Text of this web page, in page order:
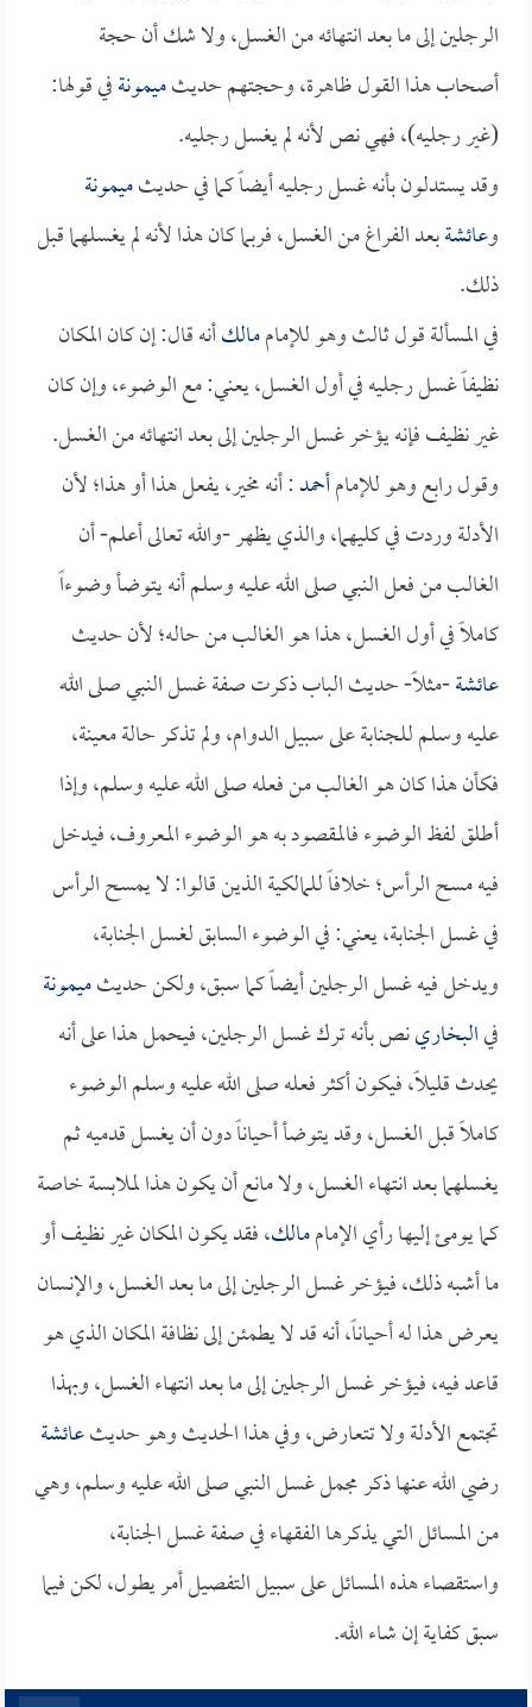
الرجلين إلى ما بعد انتهائه من الغسل، ولا شك أن حجة
أصحاب هذا القول ظاهرة، وحجتهم حديثميمونةفي قولها:
(غير رجليه)، فهي نص لأنه لم يغسل رجليه.
وقد يستدلون بأنه غسل رجليه أيضاً كما في حديثميمونة
وعائشةبعد الفراغ من الغسل، فربما كان هذا لأنه لم يغسلهما قبل
ذلك.
في المسألة قول ثالث وهو للإماممالكأنه قال: إن كان المكان
نظيفاً غسل رجليه في أول الغسل، يعني: مع الوضوء، وإن كان
غير نظيف فإنه يؤخر غسل الرجلين إلى بعد انتهائه من الغسل.
وقول رابع وهو للإمامأحمد: أنه مخير، يفعل هذا أو هذا؛ لأن
الأدلة وردت في كليهما، والذي يظهر -والله تعالى أعلم- أن
الغالب من فعل النبي صلى الله عليه وسلم أنه يتوضأ وضوءاً
كاملاً في أول الغسل، هذا هو الغالب من حاله؛ لأن حديث
عائشة-مثلاً- حديث الباب ذكرت صفة غسل النبي صلى الله
عليه وسلم للجنابة على سبيل الدوام، ولم تذكر حالة معينة،
فكأن هذا كان هو الغالب من فعله صلى الله عليه وسلم، وإذا
أطلق لفظ الوضوء فالمقصود به هو الوضوء المعروف، فيدخل
فيه مسح الرأس؛ خلافاً للمالكية الذين قالوا: لا يمسح الرأس
في غسل الجنابة، يعني: في الوضوء السابق لغسل الجنابة،
ويدخل فيه غسل الرجلين أيضاً كما سبق، ولكن حديثميمونة
فيالبخارينص بأنه ترك غسل الرجلين، فيحمل هذا على أنه
يحدث قليلاً، فيكون أكثر فعله صلى الله عليه وسلم الوضوء
كاملاً قبل الغسل، وقد يتوضأ أحياناً دون أن يغسل قدميه ثم
يغسلهما بعد انتهاء الغسل، ولا مانع أن يكون هذا لملابسة خاصة
كما يومئ إليها رأي الإماممالك، فقد يكون المكان غير نظيف أو
ما أشبه ذلك، فيؤخر غسل الرجلين إلى ما بعد الغسل، والإنسان
يعرض هذا له أحياناً، أنه قد لا يطمئن إلى نظافة المكان الذي هو
قاعد فيه، فيؤخر غسل الرجلين إلى ما بعد انتهاء الغسل، وبهذا
تجتمع الأدلة ولا تتعارض، وفي هذا الحديث وهو حديثعائشة
رضي الله عنها ذكر مجمل غسل النبي صلى الله عليه وسلم، وهي
من المسائل التي يذكرها الفقهاء في صفة غسل الجنابة،
واستقصاء هذه المسائل على سبيل التفصيل أمر يطول، لكن فيما
سبق كفاية إن شاء الله.